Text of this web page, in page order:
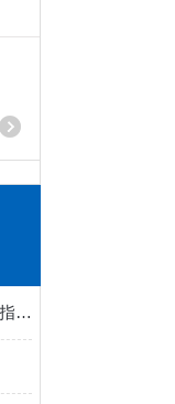
耐强腐，测高温——氟塑料熔融指数仪专精特种材料流变分析